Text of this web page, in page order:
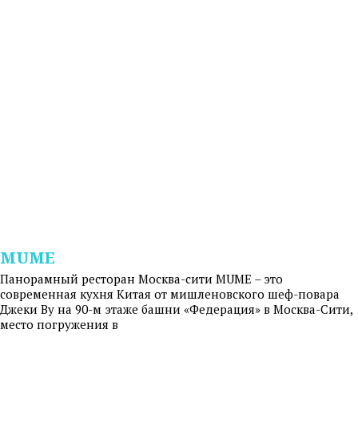
MUME
Панорамный ресторан Москва-сити MUME – это
современная кухня Китая от мишленовского шеф-повара
Джеки Ву на 90-м этаже башни «Федерация» в Москва-Сити,
место погружения в